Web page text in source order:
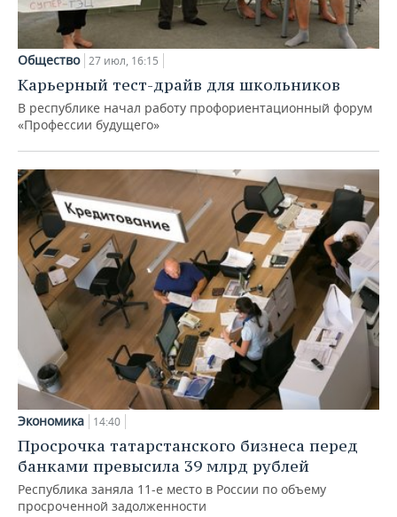
Общество 27 июл, 16:15
Карьерный тест-драйв для школьников
В республике начал работу профориентационный форум
«Профессии будущего»
Экономика 14:40
Просрочка татарстанского бизнеса перед
банками превысила 39 млрд рублей
Республика заняла 11-е место в России по объему
просроченной задолженности